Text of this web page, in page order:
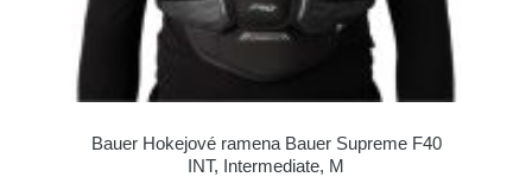
Bauer Hokejové ramena Bauer Supreme F40
INT, Intermediate, M